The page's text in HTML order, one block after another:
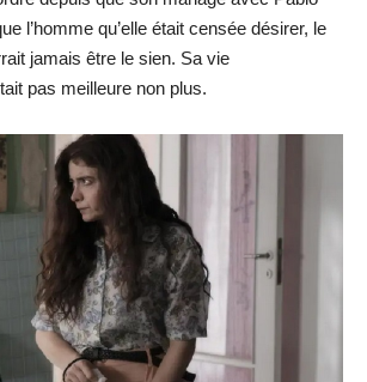
l’homme qu’elle était censée désirer, le
jamais être le sien. Sa vie
pas meilleure non plus.